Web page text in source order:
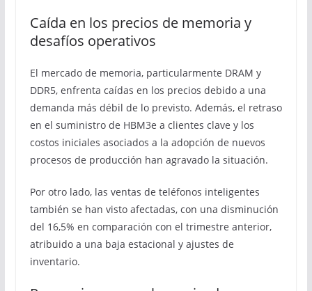
Caída en los precios de memoria y
desafíos operativos
El mercado de memoria, particularmente DRAM y
DDR5, enfrenta caídas en los precios debido a una
demanda más débil de lo previsto. Además, el retraso
en el suministro de HBM3e a clientes clave y los
costos iniciales asociados a la adopción de nuevos
procesos de producción han agravado la situación.
Por otro lado, las ventas de teléfonos inteligentes
también se han visto afectadas, con una disminución
del 16,5% en comparación con el trimestre anterior,
atribuido a una baja estacional y ajustes de
inventario.